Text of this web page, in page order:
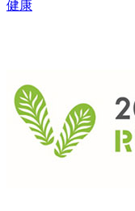
健康